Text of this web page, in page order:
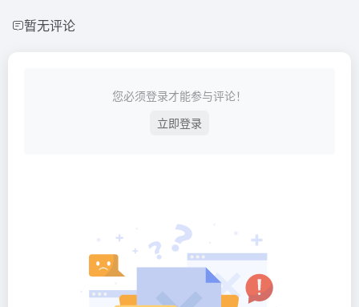
暂无评论
您必须登录才能参与评论！
立即登录